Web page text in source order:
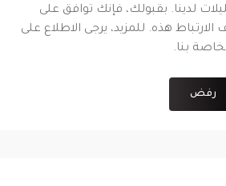
معروفلدينا. بقبولك، فإنك توافق على
هذه. للمزيد، يرجى الاطلاع على
بنا.
رفض